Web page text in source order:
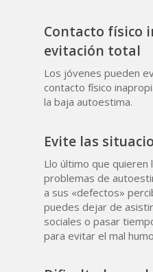
Contacto físico
evitación total
Los jóvenes pueden
contacto físico
la baja autoestima.
Evite las
Llo último que quieren
problemas de
a sus «defectos»
puedes dejar de
sociales o pasar
para evitar el mal